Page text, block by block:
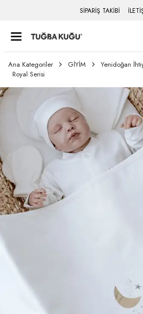
SİPARİŞ TAKİBİ
Ana Kategoriler GİYİM Yenidoğan
Royal Serisi